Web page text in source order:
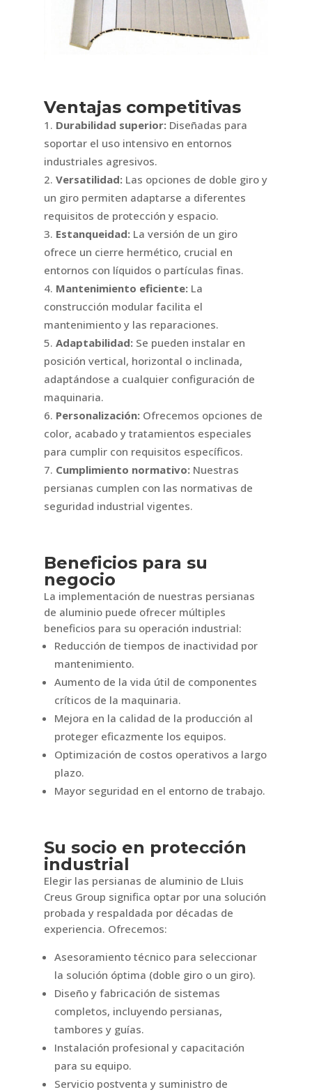
Ventajas competitivas
Durabilidad superior:Diseñadas para
soportar el uso intensivo en entornos
industriales agresivos.
Versatilidad:Las opciones de doble giro y
un giro permiten adaptarse a diferentes
requisitos de protección y espacio.
Estanqueidad:La versión de un giro
ofrece un cierre hermético, crucial en
entornos con líquidos o partículas finas.
Mantenimiento eficiente:La
construcción modular facilita el
mantenimiento y las reparaciones.
Adaptabilidad:Se pueden instalar en
posición vertical, horizontal o inclinada,
adaptándose a cualquier configuración de
maquinaria.
Personalización:Ofrecemos opciones de
color, acabado y tratamientos especiales
para cumplir con requisitos específicos.
Cumplimiento normativo:Nuestras
persianas cumplen con las normativas de
seguridad industrial vigentes.
Beneficios para su
negocio
La implementación de nuestras persianas
de aluminio puede ofrecer múltiples
beneficios para su operación industrial:
Reducción de tiempos de inactividad por
mantenimiento.
Aumento de la vida útil de componentes
críticos de la maquinaria.
Mejora en la calidad de la producción al
proteger eficazmente los equipos.
Optimización de costos operativos a largo
plazo.
Mayor seguridad en el entorno de trabajo.
Su socio en protección
industrial
Elegir las persianas de aluminio de Lluis
Creus Group significa optar por una solución
probada y respaldada por décadas de
experiencia. Ofrecemos:
Asesoramiento técnico para seleccionar
la solución óptima (doble giro o un giro).
Diseño y fabricación de sistemas
completos, incluyendo persianas,
tambores y guías.
Instalación profesional y capacitación
para su equipo.
Servicio postventa y suministro de